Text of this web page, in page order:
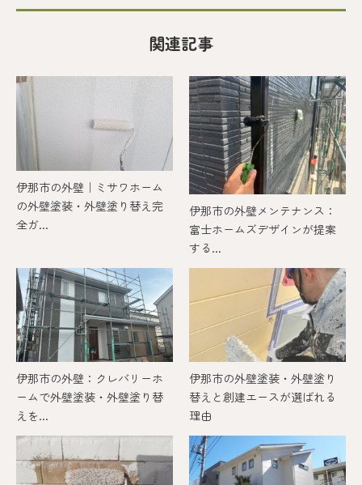
関連記事
伊那市の外壁｜ミサワホーム
の外壁塗装・外壁塗り替え完
全ガ...
伊那市の外壁メンテナンス：
富士ホームズデザインが提案
する...
伊那市の外壁：クレバリーホ
ームで外壁塗装・外壁塗り替
えを...
伊那市の外壁塗装・外壁塗り
替えと創建エースが選ばれる
理由